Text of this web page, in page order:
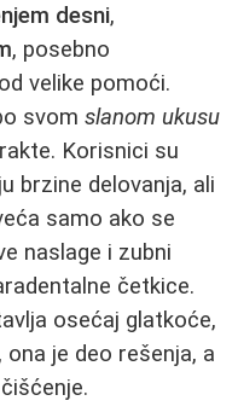
desni,
, posebno
velike pomoći.
svom slanom ukusu
Korisnici su
brzine delovanja, ali
samo ako se
naslage i zubni
četkice.
osećaj glatkoće,
je deo rešenja, a